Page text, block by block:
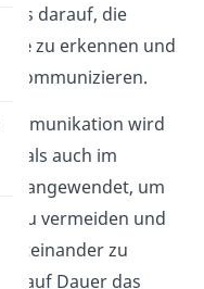
darauf, die
zu erkennen und
kommunizieren.
wird
als auch im
angewendet, um
zu vermeiden und
Miteinander zu
auf Dauer das